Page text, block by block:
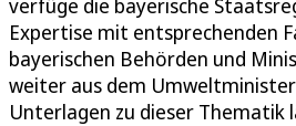
Expertise mit entsprechenden
bayerischen Behörden und
weiter aus dem
Unterlagen zu dieser Thematik